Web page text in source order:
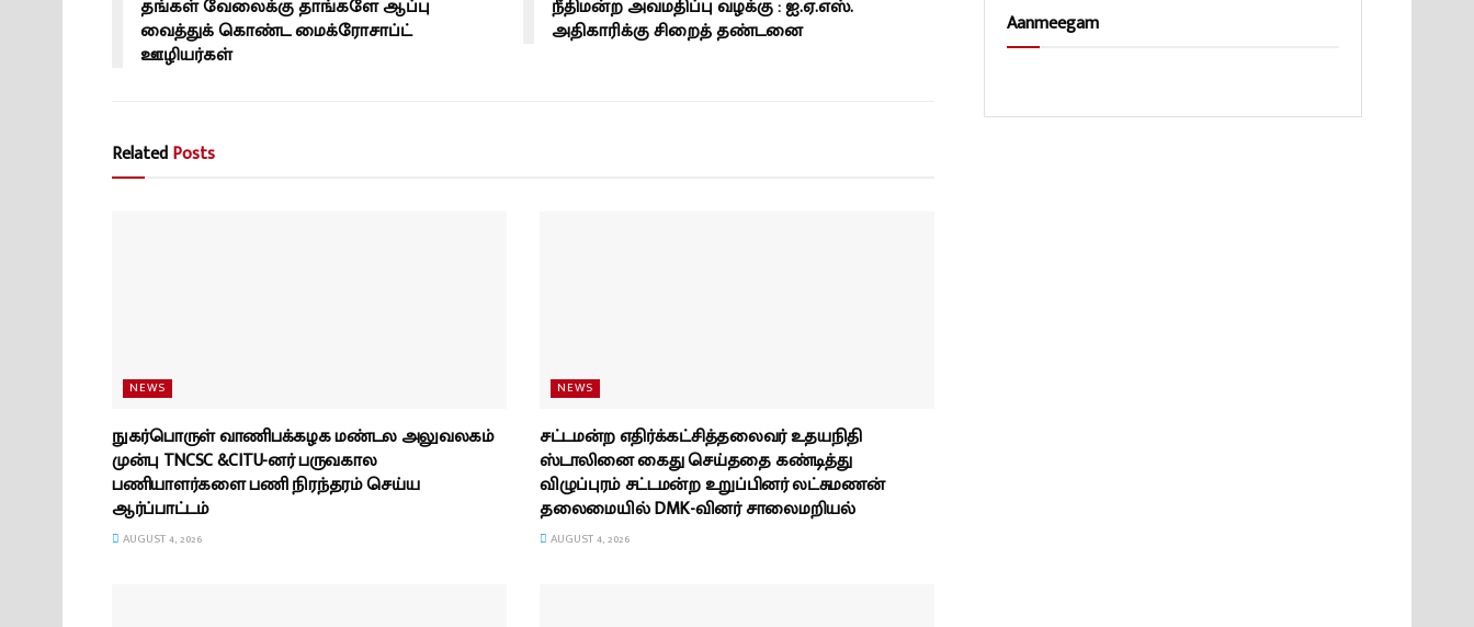
தங்கள் வேலைக்கு தாங்களே ஆப்பு
வைத்துக் கொண்ட மைக்ரோசாப்ட்
ஊழியர்கள்
நீதிமன்ற அவமதிப்பு வழக்கு : ஐ.ஏ.எஸ்.
அதிகாரிக்கு சிறைத் தண்டனை
RelatedPosts
NEWS
நுகர்பொருள் வாணிபக்கழக மண்டல அலுவலகம்
முன்பு TNCSC &CITU-னர் பருவகால
பணியாளர்களை பணி நிரந்தரம் செய்ய
ஆர்ப்பாட்டம்
AUGUST 4, 2026
NEWS
சட்டமன்ற எதிர்க்கட்சித்தலைவர் உதயநிதி
ஸ்டாலினை கைது செய்ததை கண்டித்து
விழுப்புரம் சட்டமன்ற உறுப்பினர் லட்சுமணன்
தலைமையில் DMK-வினர் சாலைமறியல்
AUGUST 4, 2026
Aanmeegam